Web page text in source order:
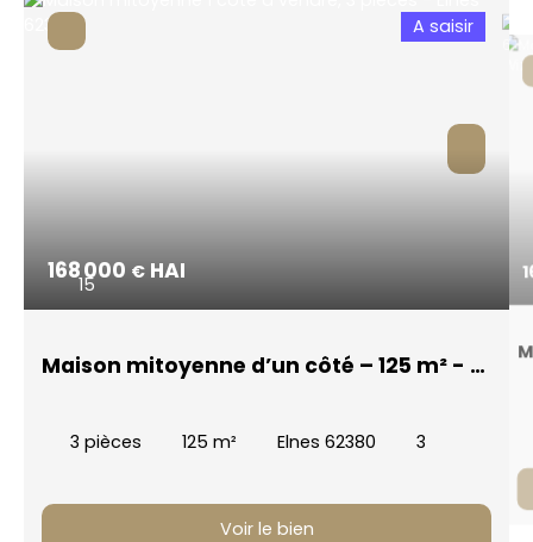
A saisir
168 000 € HAI
15
Maison mitoyenne d’un côté – 125 m² - 3
3 pièces 125 m² Elnes 62380 3
Voir le bien